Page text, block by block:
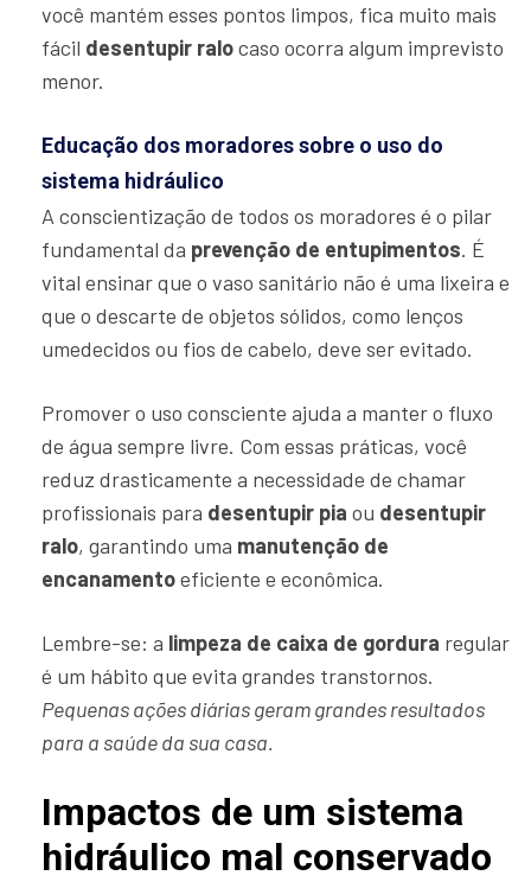
você mantém esses pontos limpos, fica muito mais
fácil desentupir ralocaso ocorra algum imprevisto
menor.
Educação dos moradores sobre o uso do
sistema hidráulico
A conscientização de todos os moradores é o pilar
fundamental da prevenção de entupimentos. É
vital ensinar que o vaso sanitário não é uma lixeira e
que o descarte de objetos sólidos, como lenços
umedecidos ou fios de cabelo, deve ser evitado.
Promover o uso consciente ajuda a manter o fluxo
de água sempre livre. Com essas práticas, você
reduz drasticamente a necessidade de chamar
profissionais para desentupir pia ou desentupir
ralo, garantindo uma manutenção de
encanamentoeficiente e econômica.
Lembre-se: a limpeza de caixa de gordura regular
é um hábito que evita grandes transtornos.
Pequenas ações diárias geram grandes resultados
para a saúde da sua casa.
Impactos de um sistema
hidráulico mal conservado